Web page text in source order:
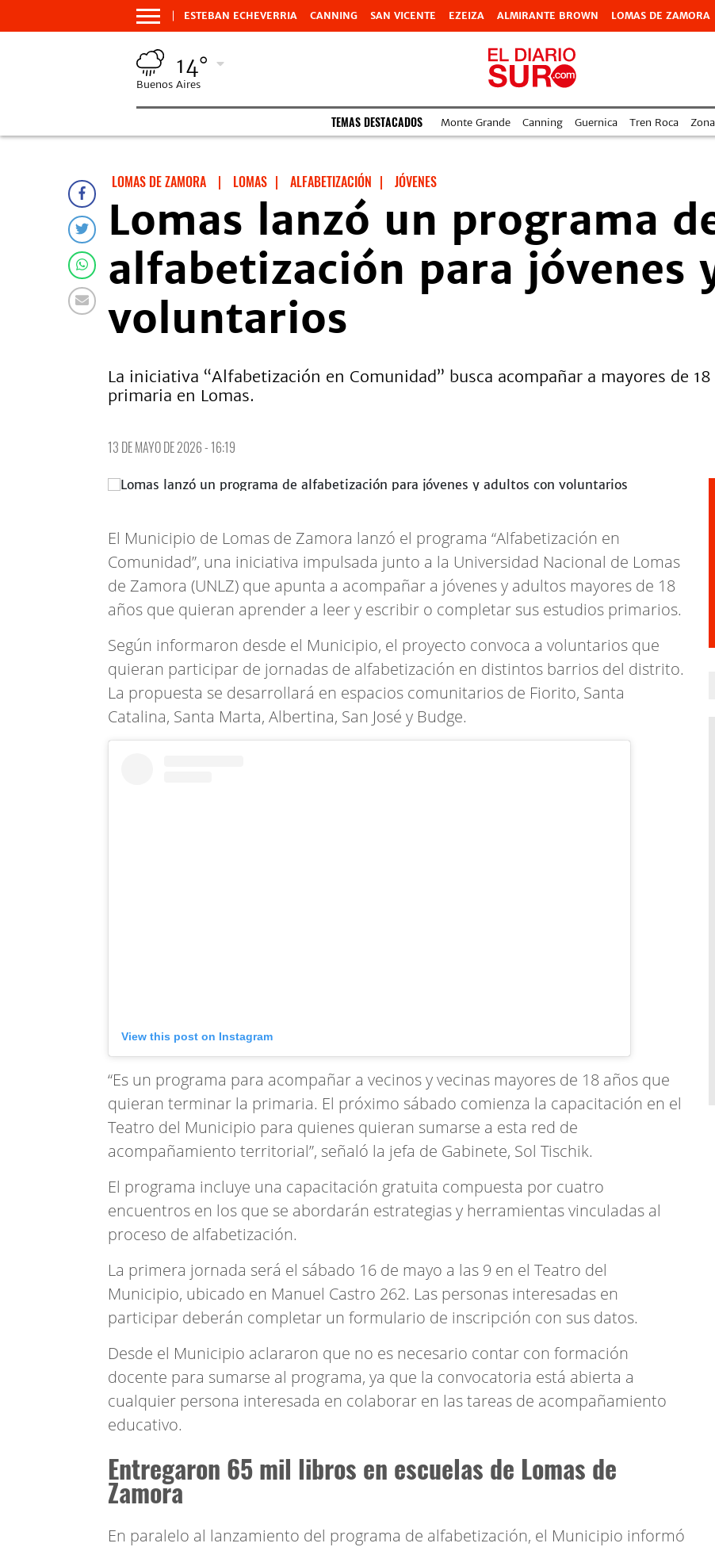
ESTEBAN ECHEVERRIA CANNING SAN VICENTE EZEIZA ALMIRANTE BROWN LOMAS DE ZAMORA
14°
Buenos Aires
TEMAS DESTACADOS Monte Grande Canning Guernica Tren Roca
LOMAS DE ZAMORA | LOMAS | ALFABETIZACIÓN | JÓVENES
Lomas lanzó un programa
alfabetización para jóvenes
voluntarios
La iniciativa “Alfabetización en Comunidad” busca acompañar a mayores de
primaria en Lomas.
13 DE MAYO DE 2026 - 16:19
El Municipio de Lomas de Zamora lanzó el programa “Alfabetización en
Comunidad”, una iniciativa impulsada junto a la Universidad Nacional de Lomas
de Zamora (UNLZ) que apunta a acompañar a jóvenes y adultos mayores de 18
años que quieran aprender a leer y escribir o completar sus estudios primarios.
Según informaron desde el Municipio, el proyecto convoca a voluntarios que
quieran participar de jornadas de alfabetización en distintos barrios del distrito.
La propuesta se desarrollará en espacios comunitarios de Fiorito, Santa
Catalina, Santa Marta, Albertina, San José y Budge.
View this post on Instagram
“Es un programa para acompañar a vecinos y vecinas mayores de 18 años que
quieran terminar la primaria. El próximo sábado comienza la capacitación en el
Teatro del Municipio para quienes quieran sumarse a esta red de
acompañamiento territorial”, señaló la jefa de Gabinete, Sol Tischik.
El programa incluye una capacitación gratuita compuesta por cuatro
encuentros en los que se abordarán estrategias y herramientas vinculadas al
proceso de alfabetización.
La primera jornada será el sábado 16 de mayo a las 9 en el Teatro del
Municipio, ubicado en Manuel Castro 262. Las personas interesadas en
participar deberán completar un formulario de inscripción con sus datos.
Desde el Municipio aclararon que no es necesario contar con formación
docente para sumarse al programa, ya que la convocatoria está abierta a
cualquier persona interesada en colaborar en las tareas de acompañamiento
educativo.
Entregaron 65 mil libros en escuelas de Lomas de
Zamora
En paralelo al lanzamiento del programa de alfabetización, el Municipio informó